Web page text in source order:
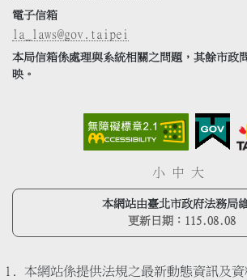
電子信箱
la_laws@gov.taipei
本局信箱係處理與系統相關之問題，其餘市政
映。
小 中 大
本網站由臺北市政府法務局
更新日期： 115.08.08
本網站係提供法規之最新動態資訊及